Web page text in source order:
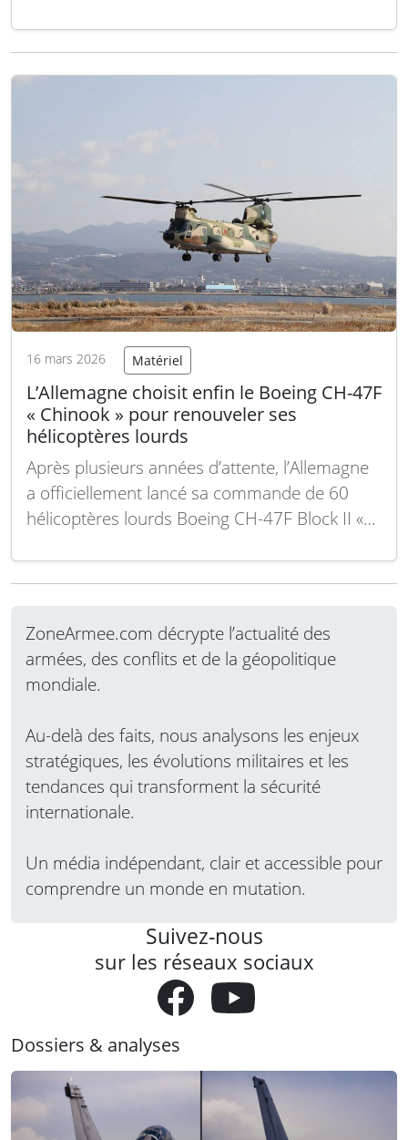
essai en vol. Le fabricant aéronautique a
16 mars 2026 Matériel
L’Allemagne choisit enfin le Boeing CH-47F
« Chinook » pour renouveler ses
hélicoptères lourds
Après plusieurs années d’attente, l’Allemagne
a officiellement lancé sa commande de 60
hélicoptères lourds Boeing CH-47F Block II «
acquisition marque un tournant important
tactique des forces armées allemandes. Suite
à l’approbation du projet STH par la…Lire la
suite
ZoneArmee.com décrypte l’actualité des
armées, des conflits et de la géopolitique
mondiale.
Au-delà des faits, nous analysons les enjeux
stratégiques, les évolutions militaires et les
tendances qui transforment la sécurité
internationale.
Un média indépendant, clair et accessible pour
comprendre un monde en mutation.
Suivez-nous
sur les réseaux sociaux
Dossiers & analyses